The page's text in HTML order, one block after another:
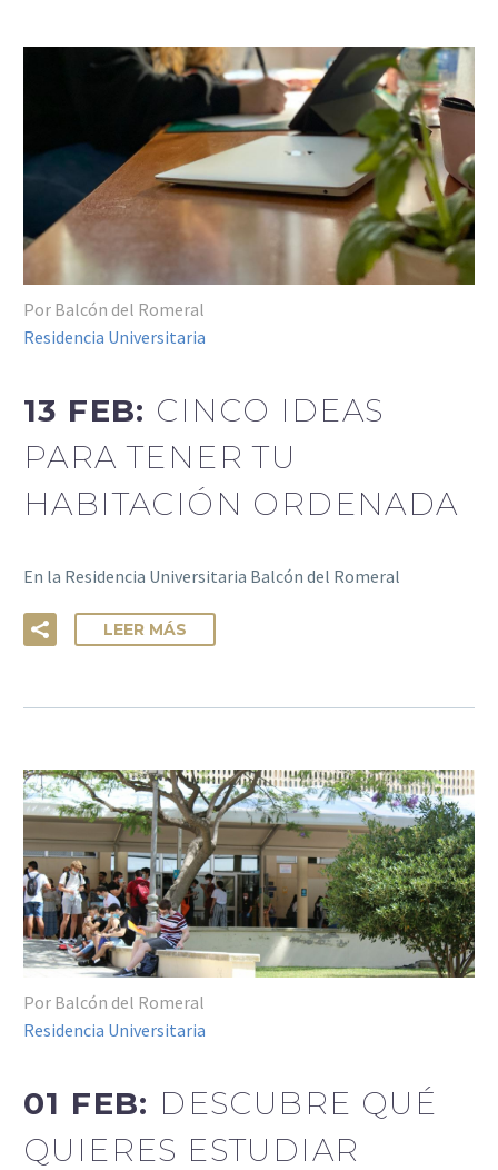
Por Balcón del Romeral
Residencia Universitaria
13 FEB: CINCO IDEAS
PARA TENER TU
HABITACIÓN ORDENADA
En la Residencia Universitaria Balcón del Romeral
LEER MÁS
Por Balcón del Romeral
Residencia Universitaria
01 FEB: DESCUBRE QUÉ
QUIERES ESTUDIAR